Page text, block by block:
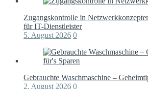
Zugangskontrolle in
für IT-Dienstleister
5. August 2026 0
Gebrauchte Waschmaschine –
2. August 2026 0